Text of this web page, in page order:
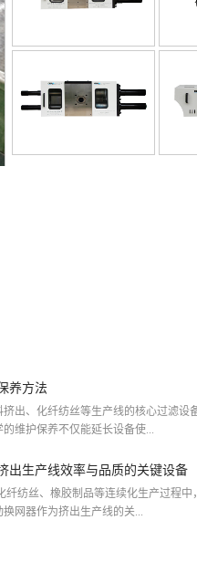
养方法
、化纤纺丝等生产线的核心过滤设
维护保养不仅能延长设备使...
出生产线效率与品质的关键设备
纺丝、橡胶制品等连续化生产过程中
网器作为挤出生产线的关...